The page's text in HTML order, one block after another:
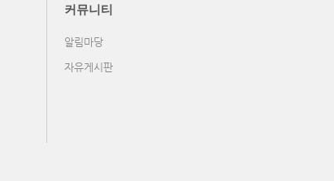
커뮤니티
알림마당
자유게시판